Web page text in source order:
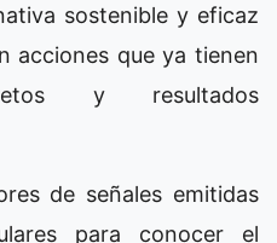
sostenible y eficaz
acciones que ya tienen
y resultados
de señales emitidas
para conocer el